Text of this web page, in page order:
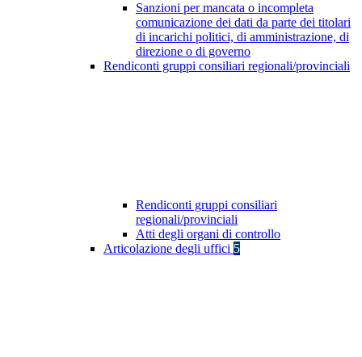
Sanzioni per mancata o incompleta
comunicazione dei dati da parte dei titolari
di incarichi politici, di amministrazione, di
direzione o di governo
Rendiconti gruppi consiliari regionali/provinciali
Rendiconti gruppi consiliari
regionali/provinciali
Atti degli organi di controllo
Articolazione degli uffici 5